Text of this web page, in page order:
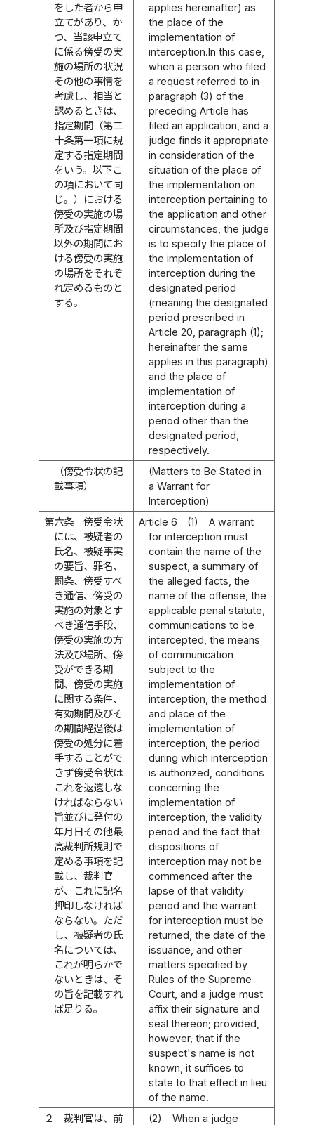
をした者から申
立てがあり、か
つ、当該申立て
に係る傍受の実
施の場所の状況
その他の事情を
考慮し、相当と
認めるときは、
指定期間（第二
十条第一項に規
定する指定期間
をいう。以下こ
の項において同
じ。）における
傍受の実施の場
所及び指定期間
以外の期間にお
ける傍受の実施
の場所をそれぞ
れ定めるものと
する。
applies hereinafter) as
the place of the
implementation of
interception.In this case,
when a person who filed
a request referred to in
paragraph (3) of the
preceding Article has
filed an application, and a
judge finds it appropriate
in consideration of the
situation of the place of
the implementation on
interception pertaining to
the application and other
circumstances, the judge
is to specify the place of
the implementation of
interception during the
designated period
(meaning the designated
period prescribed in
Article 20, paragraph (1);
hereinafter the same
applies in this paragraph)
and the place of
implementation of
interception during a
period other than the
designated period,
respectively.
（傍受令状の記
載事項）
(Matters to Be Stated in
a Warrant for
Interception)
第六条
傍受令状
には、被疑者の
氏名、被疑事実
の要旨、罪名、
罰条、傍受すべ
き通信、傍受の
実施の対象とす
べき通信手段、
傍受の実施の方
法及び場所、傍
受ができる期
間、傍受の実施
に関する条件、
有効期間及びそ
の期間経過後は
傍受の処分に着
手することがで
きず傍受令状は
これを返還しな
ければならない
旨並びに発付の
年月日その他最
高裁判所規則で
定める事項を記
載し、裁判官
が、これに記名
押印しなければ
ならない。ただ
し、被疑者の氏
名については、
これが明らかで
ないときは、そ
の旨を記載すれ
ば足りる。
Article 6 (1)
A warrant
for interception must
contain the name of the
suspect, a summary of
the alleged facts, the
name of the offense, the
applicable penal statute,
communications to be
intercepted, the means
of communication
subject to the
implementation of
interception, the method
and place of the
implementation of
interception, the period
during which interception
is authorized, conditions
concerning the
implementation of
interception, the validity
period and the fact that
dispositions of
interception may not be
commenced after the
lapse of that validity
period and the warrant
for interception must be
returned, the date of the
issuance, and other
matters specified by
Rules of the Supreme
Court, and a judge must
affix their signature and
seal thereon; provided,
however, that if the
suspect's name is not
known, it suffices to
state to that effect in lieu
of the name.
２
裁判官は、前
(2)
When a judge